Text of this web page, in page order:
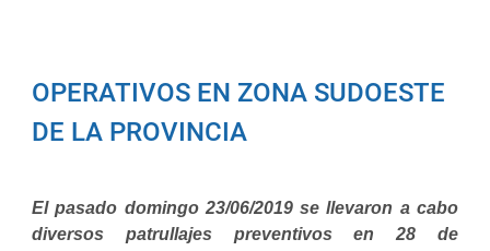
OPERATIVOS EN ZONA SUDOESTE
DE LA PROVINCIA
El pasado domingo 23/06/2019 se llevaron a cabo
diversos patrullajes preventivos en 28 de